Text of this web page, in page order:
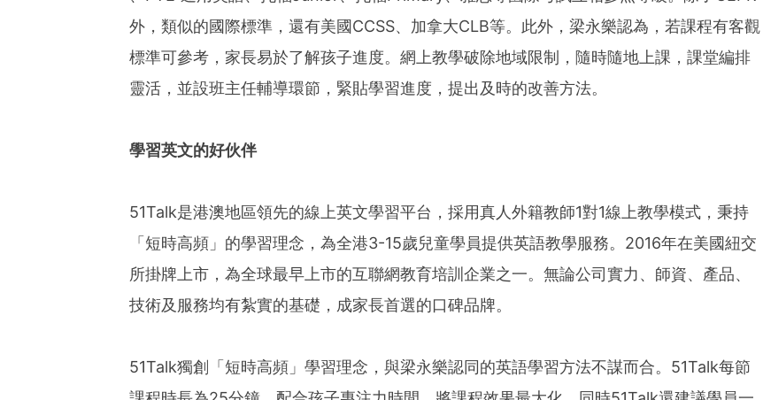
外，類似的國際標準，還有美國CCSS、加拿大CLB等。此外，梁永樂認為，若課程有客觀
標準可參考，家長易於了解孩子進度。網上教學破除地域限制，隨時隨地上課，課堂編排
靈活，並設班主任輔導環節，緊貼學習進度，提出及時的改善方法。
學習英文的好伙伴
51Talk是港澳地區領先的線上英文學習平台，採用真人外籍教師1對1線上教學模式，秉持
「短時高頻」的學習理念，為全港3-15歲兒童學員提供英語教學服務。2016年在美國紐交
所掛牌上市，為全球最早上市的互聯網教育培訓企業之一。無論公司實力、師資、產品、
技術及服務均有紮實的基礎，成家長首選的口碑品牌。
51Talk獨創「短時高頻」學習理念，與梁永樂認同的英語學習方法不謀而合。51Talk每節